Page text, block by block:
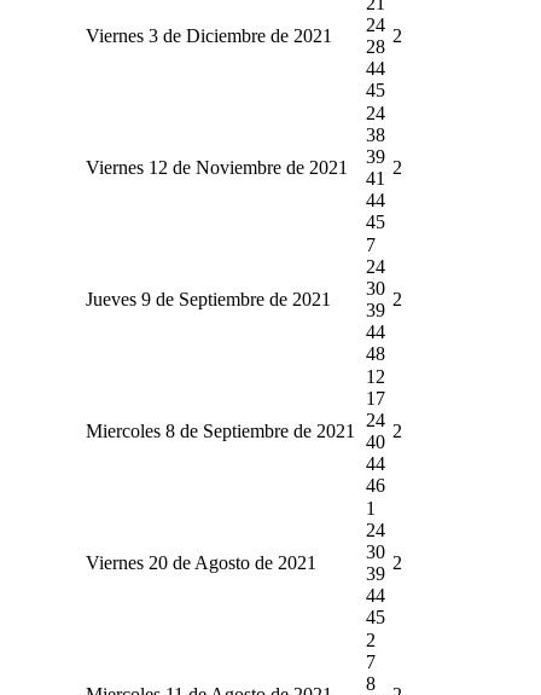
Viernes 3 de Diciembre de 2021
24
28
44
45
2
Viernes 12 de Noviembre de 2021
24
38
39
41
44
45
2
Jueves 9 de Septiembre de 2021
7
24
30
39
44
48
2
Miercoles 8 de Septiembre de 2021
12
17
24
40
44
46
2
Viernes 20 de Agosto de 2021
1
24
30
39
44
45
2
2
7
8